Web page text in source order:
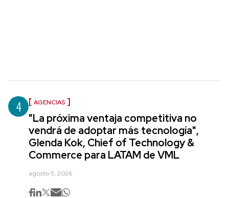
4 AGENCIAS
"La próxima ventaja competitiva no
vendrá de adoptar más tecnología",
Glenda Kok, Chief of Technology &
Commerce para LATAM de VML
agosto 5, 2026